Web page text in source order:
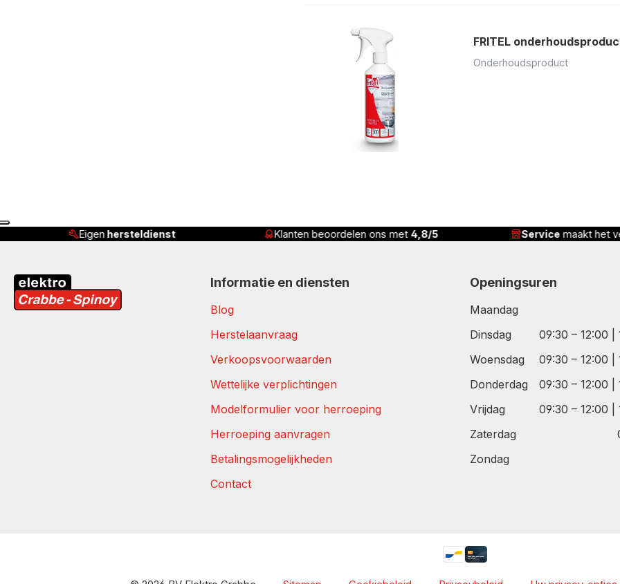
FRITEL
Onderhoudsproduct
Eigen hersteldienst Klanten beoordelen ons met 4,8/5 Service maakt het
Informatie en diensten
Blog
Herstelaanvraag
Verkoopsvoorwaarden
Wettelijke verplichtingen
Modelformulier voor herroeping
Herroeping aanvragen
Betalingsmogelijkheden
Contact
Openingsuren
Maandag
Dinsdag
09:30 – 12:00 |
Woensdag
09:30 – 12:00 |
Donderdag
09:30 – 12:00 |
Vrijdag
09:30 – 12:00 |
Zaterdag
Zondag